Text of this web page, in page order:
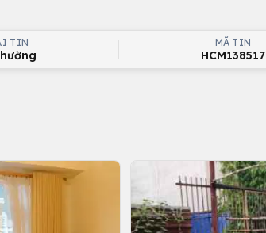
TIN MÃ TIN
HCM138517